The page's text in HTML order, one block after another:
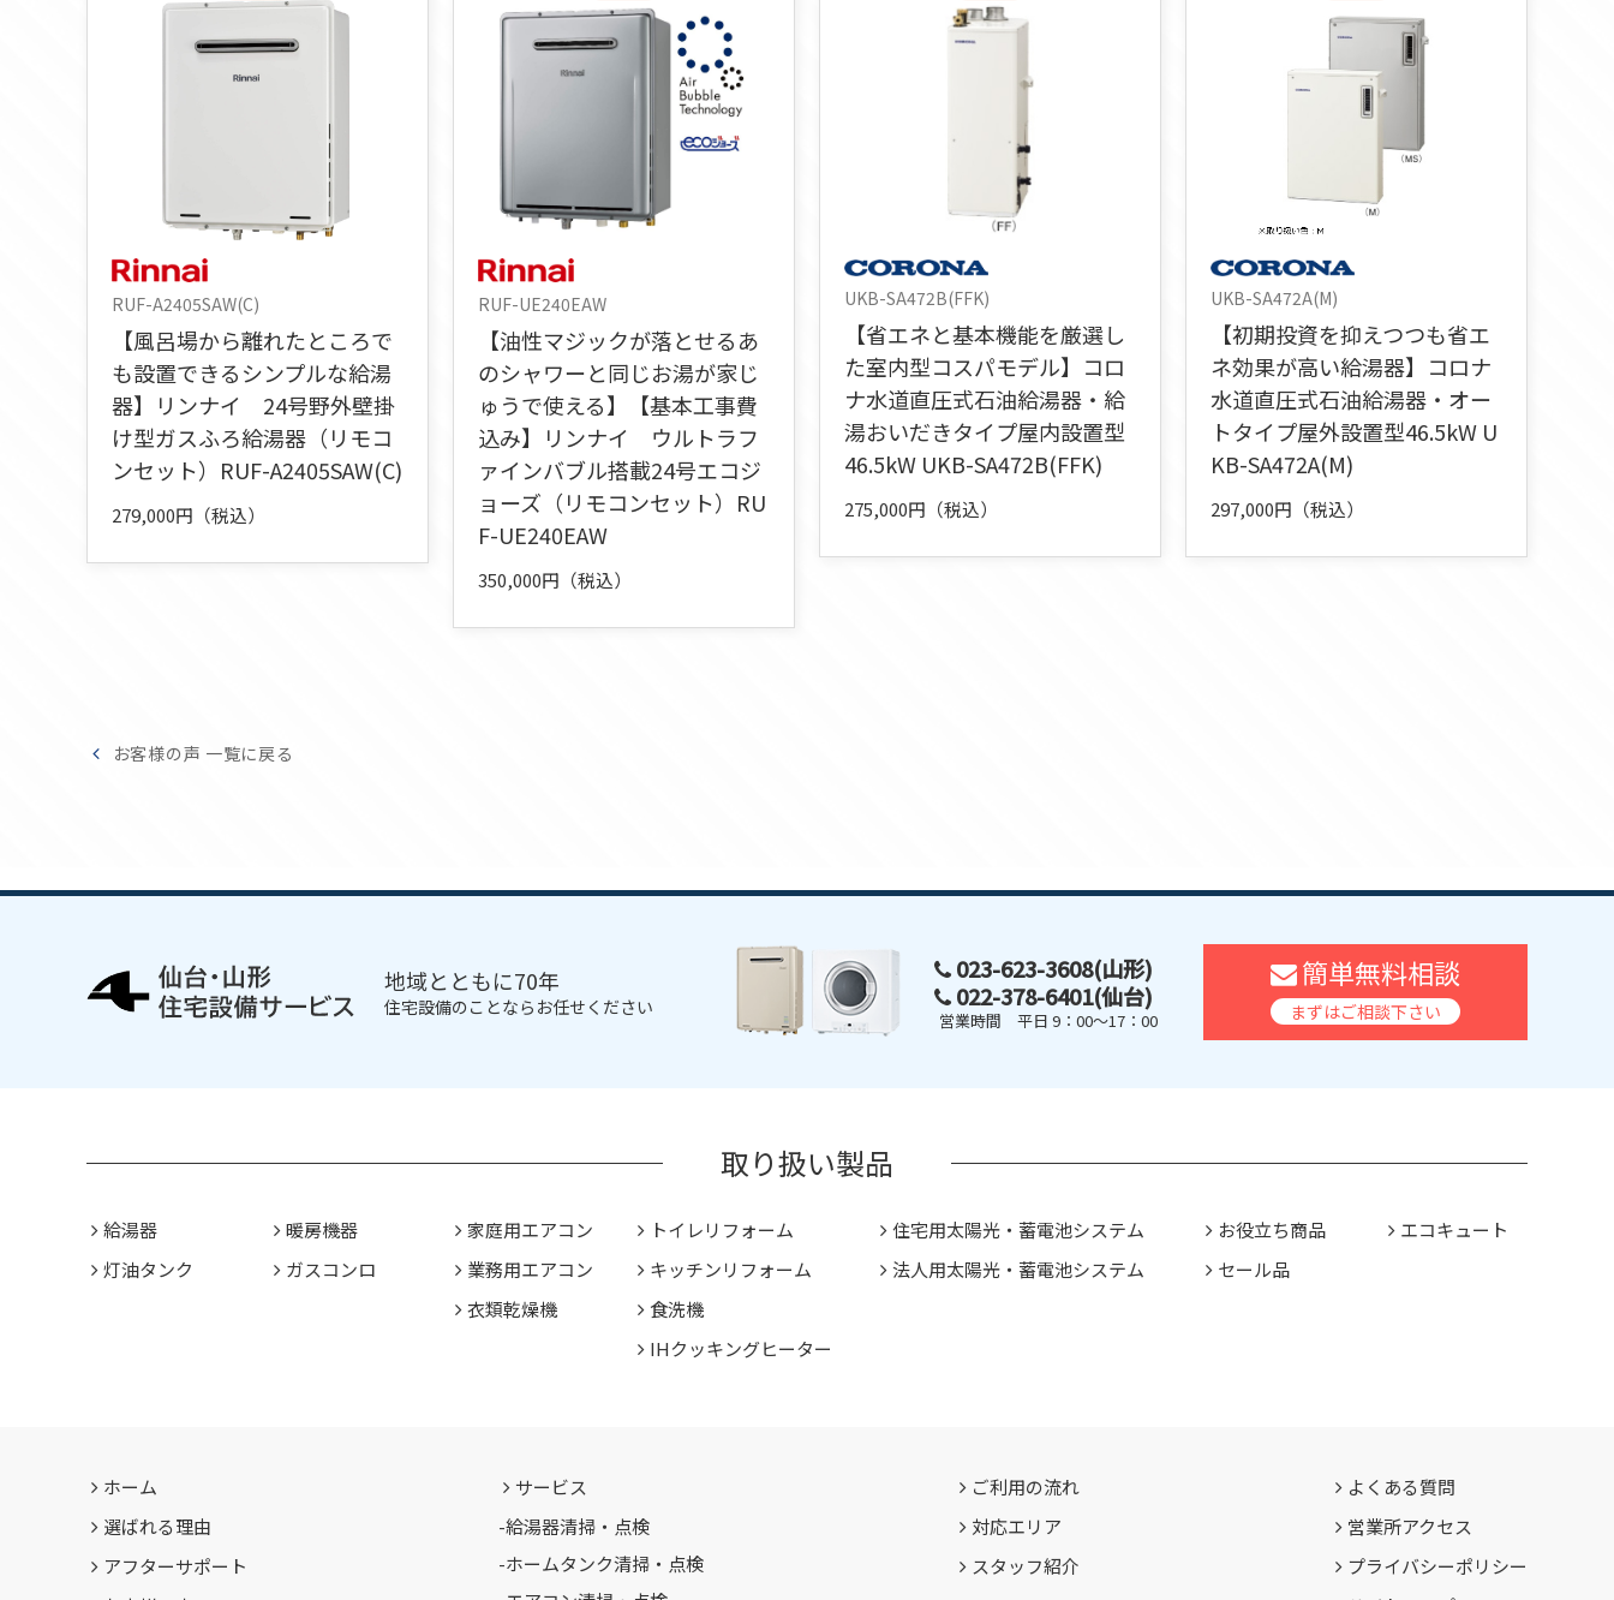
RUF-A2405SAW(C)
【風呂場から離れたところで
も設置できるシンプルな給湯
器】リンナイ 24号野外壁掛
け型ガスふろ給湯器（リモコ
ンセット）RUF-A2405SAW(C)
279,000円（税込）
RUF-UE240EAW
【油性マジックが落とせるあ
のシャワーと同じお湯が家じ
ゅうで使える】【基本工事費
込み】リンナイ ウルトラフ
ァインバブル搭載24号エコジ
ョーズ（リモコンセット）RU
F-UE240EAW
350,000円（税込）
UKB-SA472B(FFK)
【省エネと基本機能を厳選し
た室内型コスパモデル】コロ
ナ水道直圧式石油給湯器・給
湯おいだきタイプ屋内設置型
46.5kW UKB-SA472B(FFK)
275,000円（税込）
UKB-SA472A(M)
【初期投資を抑えつつも省エ
ネ効果が高い給湯器】コロナ
水道直圧式石油給湯器・オー
トタイプ屋外設置型46.5kW U
KB-SA472A(M)
297,000円（税込）
お客様の声 一覧に戻る
地域とともに70年
住宅設備のことならお任せください
023-623-3608(山形)
022-378-6401(仙台)
営業時間 平日 9：00～17：00
簡単無料相談
まずはご相談下さい
取り扱い製品
給湯器
灯油タンク
暖房機器
ガスコンロ
家庭用エアコン
業務用エアコン
衣類乾燥機
トイレリフォーム
キッチンリフォーム
食洗機
IHクッキングヒーター
住宅用太陽光・蓄電池システム
法人用太陽光・蓄電池システム
お役立ち商品
セール品
エコキュート
ホーム
選ばれる理由
アフターサポート
サービス
-給湯器清掃・点検
-ホームタンク清掃・点検
ご利用の流れ
対応エリア
スタッフ紹介
よくある質問
営業所アクセス
プライバシーポリシー